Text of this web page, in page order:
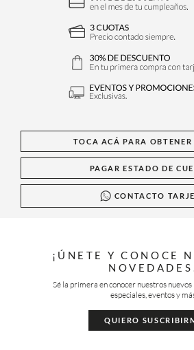
TOCA ACÁ PARA OBTENER
PAGAR ESTADO DE
CONTACTO
¡ÚNETE Y CONOCE
Sé la primera en conocer nuestros
especiales, eventos y
QUIERO